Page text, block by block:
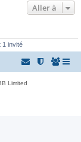
Aller à
1 invité
Limited